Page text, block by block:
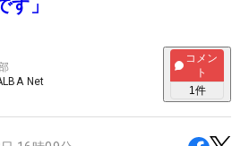
」
Net
コメン
ト
1件